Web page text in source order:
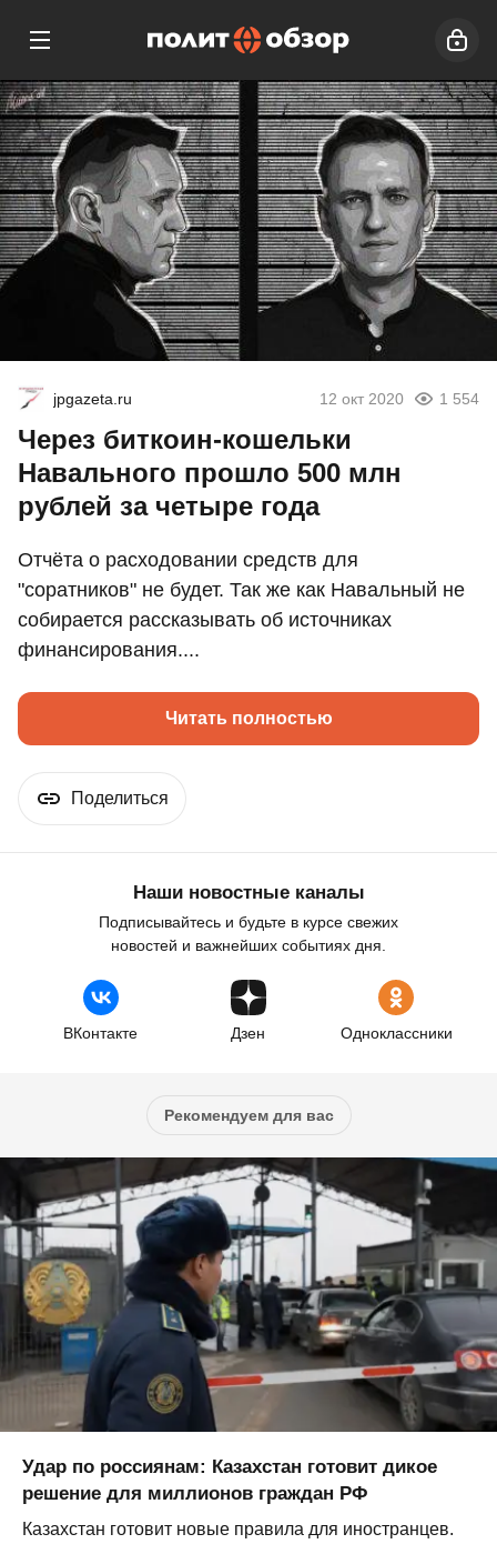
jpgazeta.ru 12 окт 2020 1 554
Через биткоин-кошельки
Навального прошло 500 млн
рублей за четыре года
Отчёта о расходовании средств для
"соратников" не будет. Так же как Навальный не
собирается рассказывать об источниках
финансирования....
Читать полностью
Поделиться
Наши новостные каналы
Подписывайтесь и будьте в курсе свежих
новостей и важнейших событиях дня.
ВКонтакте Дзен Одноклассники
Рекомендуем для вас
Удар по россиянам: Казахстан готовит дикое
решение для миллионов граждан РФ
Казахстан готовит новые правила для иностранцев.